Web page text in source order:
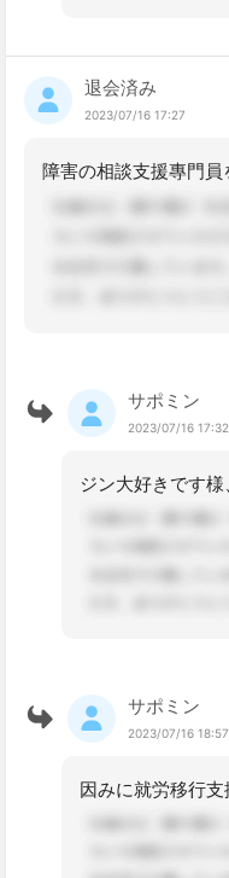
退会済み
2023/07/16 17:27
サポミン
2023/07/16 17:32
サポミン
2023/07/16 18:57